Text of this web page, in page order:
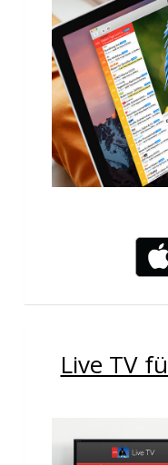
Live TV